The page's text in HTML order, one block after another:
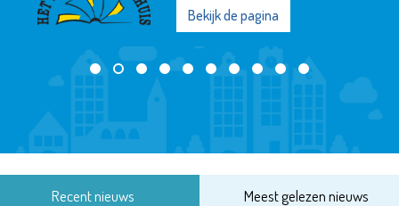
Bekijk de pagina
Recent nieuws Meest gelezen nieuws